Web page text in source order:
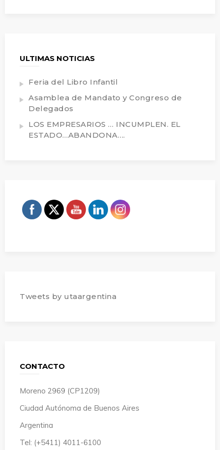
ULTIMAS NOTICIAS
Feria del Libro Infantil
Asamblea de Mandato y Congreso de
Delegados
LOS EMPRESARIOS … INCUMPLEN. EL
ESTADO…ABANDONA….
Tweets by utaargentina
CONTACTO
Moreno 2969 (CP1209)
Ciudad Autónoma de Buenos Aires
Argentina
Tel: (+5411) 4011-6100